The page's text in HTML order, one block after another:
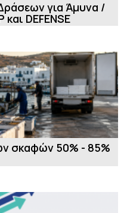
για Άμυνα /
DEFENSE
σκαφών 50% - 85%